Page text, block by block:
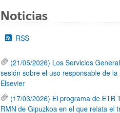
Noticias
RSS
(21/05/2026) Los Servicios
sesión sobre el uso responsable de
Elsevier
(17/03/2026) El programa de ETB
RMN de Gipuzkoa en el que relata el